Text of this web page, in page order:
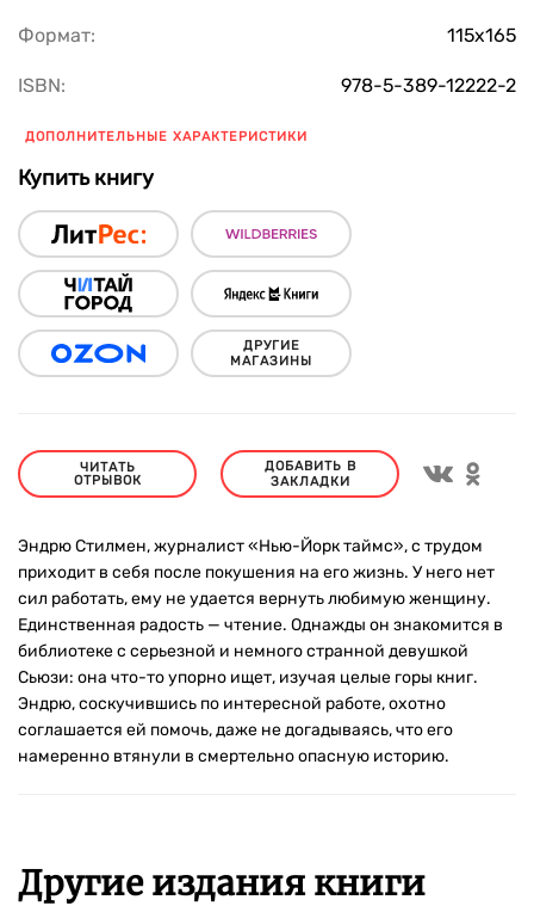
Формат: 115х165
ISBN: 978-5-389-12222-2
ДОПОЛНИТЕЛЬНЫЕ ХАРАКТЕРИСТИКИ
Купить книгу
ДРУГИЕ
МАГАЗИНЫ
ЧИТАТЬ
ОТРЫВОК
ДОБАВИТЬ В
ЗАКЛАДКИ
Эндрю Стилмен, журналист «Нью-Йорк таймс», с трудом
приходит в себя после покушения на его жизнь. У него нет
сил работать, ему не удается вернуть любимую женщину.
Единственная радость — чтение. Однажды он знакомится в
библиотеке с серьезной и немного странной девушкой
Сьюзи: она что-то упорно ищет, изучая целые горы книг.
Эндрю, соскучившись по интересной работе, охотно
соглашается ей помочь, даже не догадываясь, что его
намеренно втянули в смертельно опасную историю.
Другие издания книги